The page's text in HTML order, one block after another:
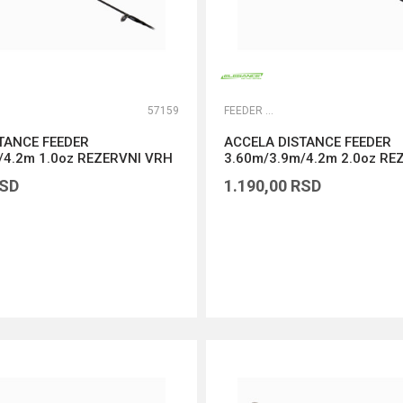
57159
FEEDER
1.0oz REZERVNI VRH
FEEDER VRHOVI
ACCELA DISTANCE FEEDER
3.60m/3.9m/4.2m 2.0oz
1.190,00 RSD